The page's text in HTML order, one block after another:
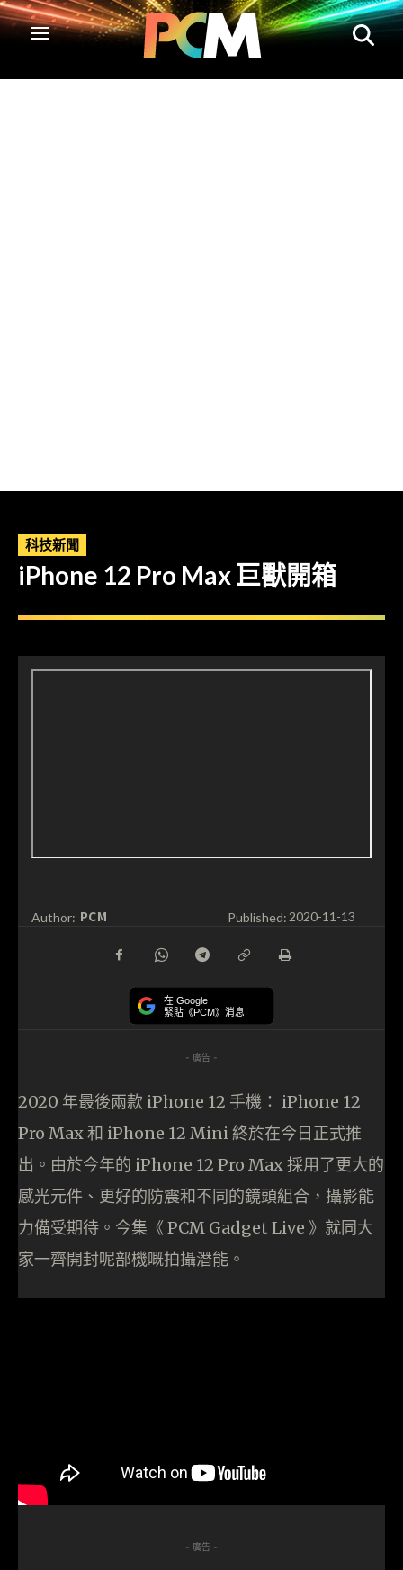
科技新聞
iPhone 12 Pro Max 巨獸開箱
Author: PCM Published:2020-11-13
在 Google
緊貼《PCM》消息
- 廣告 -
2020 年最後兩款 iPhone 12 手機： iPhone 12
Pro Max 和 iPhone 12 Mini 終於在今日正式推
出。由於今年的 iPhone 12 Pro Max 採用了更大的
感光元件、更好的防震和不同的鏡頭組合，攝影能
力備受期待。今集《 PCM Gadget Live 》就同大
家一齊開封呢部機嘅拍攝潛能。
- 廣告 -